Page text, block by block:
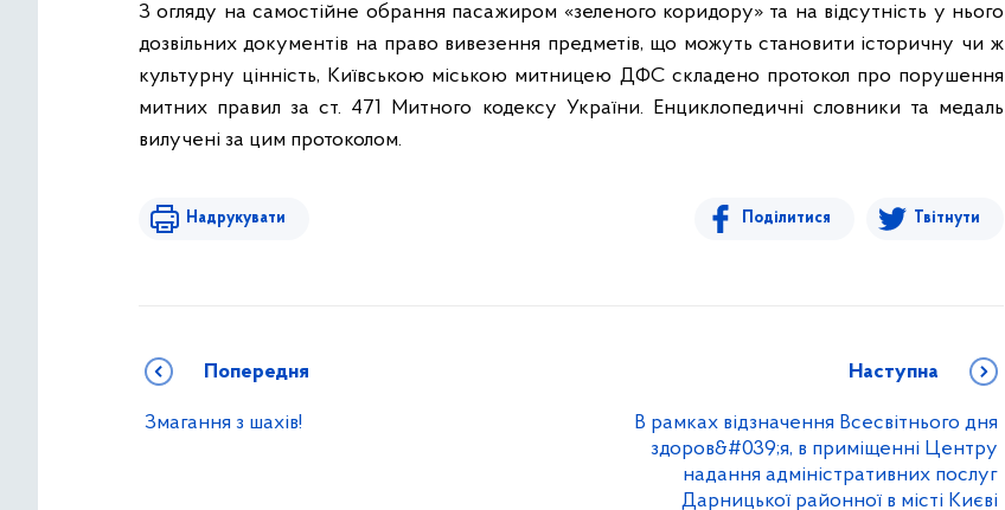
З огляду на самостійне обрання пасажиром «зеленого коридору» та на відсутність у нього
дозвільних документів на право вивезення предметів, що можуть становити історичну чи ж
культурну цінність, Київською міською митницею ДФС складено протокол про порушення
митних правил за ст. 471 Митного кодексу України. Енциклопедичні словники та медаль
вилучені за цим протоколом.
Надрукувати Поділитися Твітнути
Попередня
Змагання з шахів!
Наступна
В рамках відзначення Всесвітнього дня
здоров&#039;я, в приміщенні Центру
надання адміністративних послуг
Дарницької районної в місті Києві